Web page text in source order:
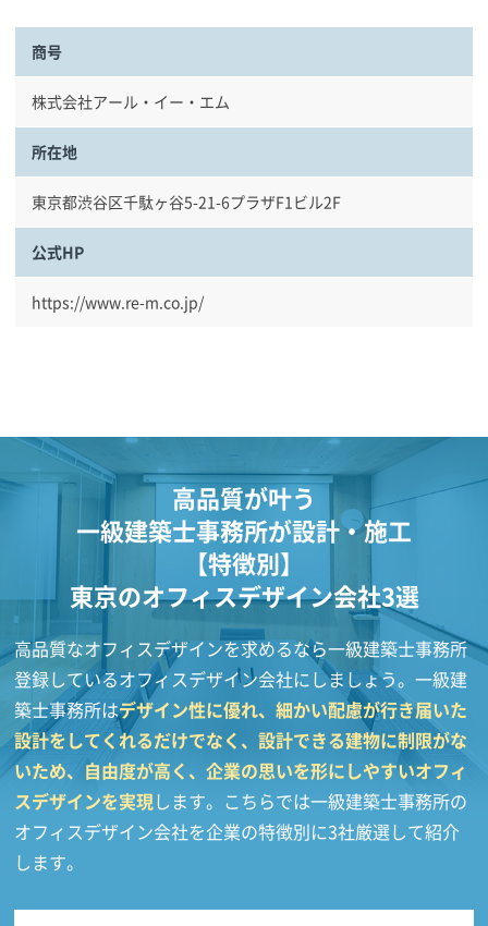
商号
株式会社アール・イー・エム
所在地
東京都渋谷区千駄ヶ谷5-21-6プラザF1ビル2F
公式HP
https://www.re-m.co.jp/
高品質が叶う
一級建築士事務所が設計・施工
【特徴別】
東京のオフィスデザイン会社3選
高品質なオフィスデザインを求めるなら一級建築士事務所
登録しているオフィスデザイン会社にしましょう。一級建
築士事務所はデザイン性に優れ、細かい配慮が行き届いた
設計をしてくれるだけでなく、設計できる建物に制限がな
いため、自由度が高く、企業の思いを形にしやすいオフィ
スデザインを実現します。こちらでは一級建築士事務所の
オフィスデザイン会社を企業の特徴別に3社厳選して紹介
します。